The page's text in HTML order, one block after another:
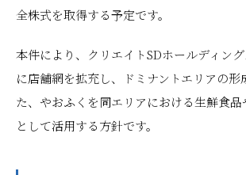
全株式を取得する予定です。
本件により、クリエイトSDホールディン
に店舗網を拡充し、ドミナントエリアの形
た、やおふくを同エリアにおける生鮮食
として活用する方針です。